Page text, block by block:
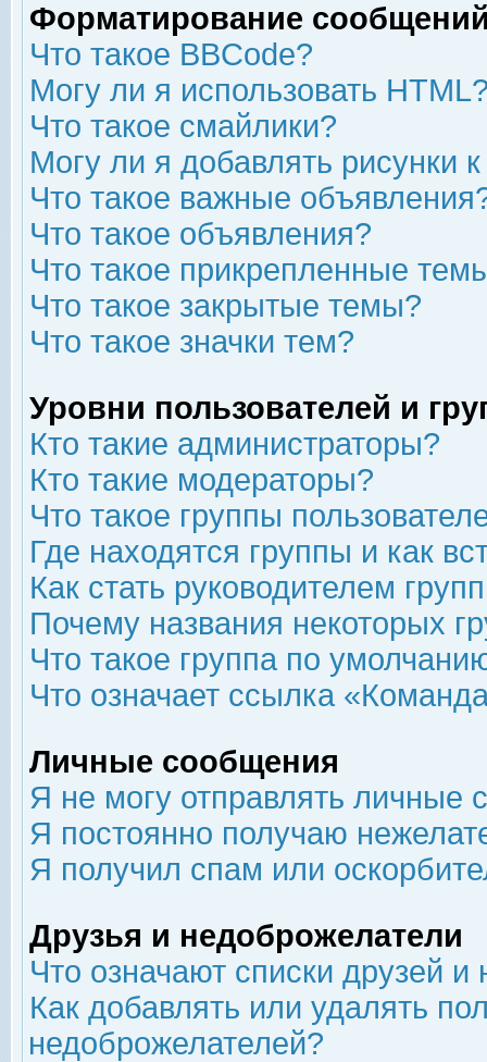
Форматирование
Что такое BBCode?
Могу ли я использовать
Что такое смайлики?
Могу ли я добавлять рисунки
Что такое важные
Что такое объявления?
Что такое прикрепленные
Что такое закрытые темы?
Что такое значки тем?
Уровни пользователей и
Кто такие администраторы?
Кто такие модераторы?
Что такое группы
Где находятся группы и как
Как стать руководителем
Почему названия некоторых
Что такое группа по
Что означает ссылка
Личные сообщения
Я не могу отправлять личные
Я постоянно получаю
Я получил спам или
Друзья и недоброжелатели
Что означают списки друзей
Как добавлять или удалять
недоброжелателей?